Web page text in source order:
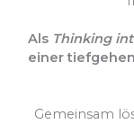
Als Thinking
einer
Gemeinsam